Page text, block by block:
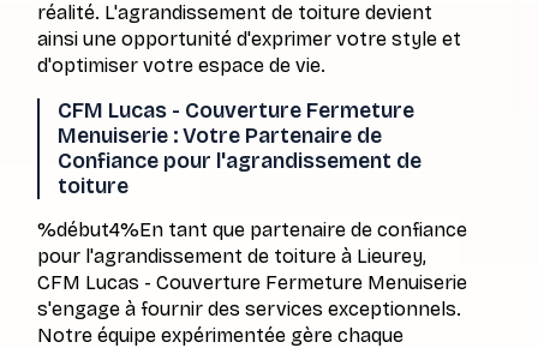
réalité. L'agrandissement de toiture devient
ainsi une opportunité d'exprimer votre style et
d'optimiser votre espace de vie.
CFM Lucas - Couverture Fermeture
Menuiserie : Votre Partenaire de
Confiance pour l'agrandissement de
toiture
%début4%En tant que partenaire de confiance
pour l'agrandissement de toiture à Lieurey,
CFM Lucas - Couverture Fermeture Menuiserie
s'engage à fournir des services exceptionnels.
Notre équipe expérimentée gère chaque